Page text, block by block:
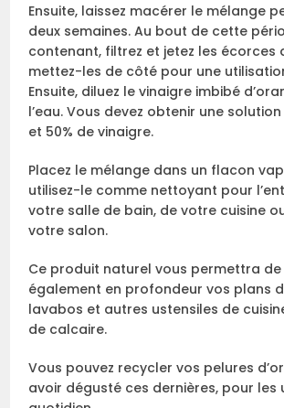
Ensuite, laissez macérer le mélange
deux semaines. Au bout de cette
contenant, filtrez et jetez les écorces
mettez-les de côté pour une
Ensuite, diluez le vinaigre imbibé
l’eau. Vous devez obtenir une solution
et 50% de vinaigre.
Placez le mélange dans un flacon
utilisez-le comme nettoyant pour
votre salle de bain, de votre cuisine
votre salon.
Ce produit naturel vous permettra
également en profondeur vos plans
lavabos et autres ustensiles de
de calcaire.
Vous pouvez recycler vos pelures
avoir dégusté ces dernières, pour les